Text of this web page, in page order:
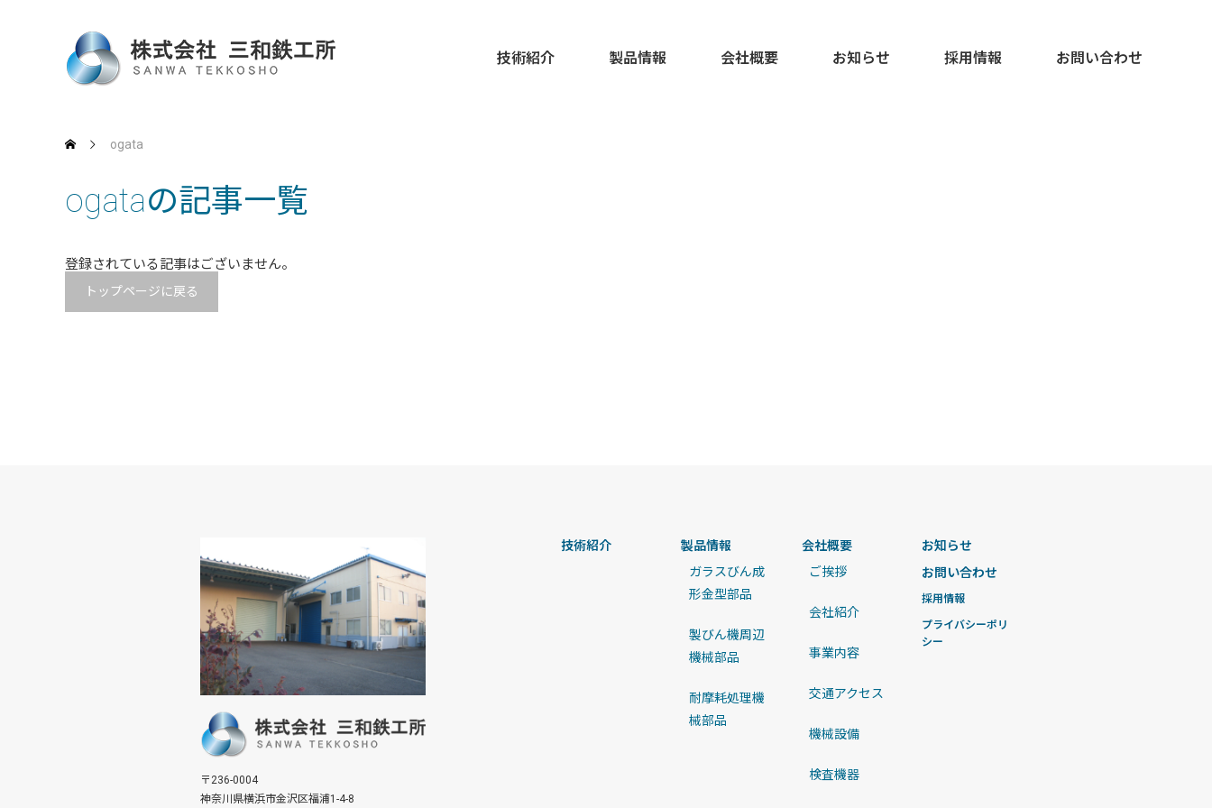
技術紹介 製品情報 会社概要 お知らせ 採用情報 お問い合わせ
ogata
ogataの記事一覧
登録されている記事はございません。
トップページに戻る
技術紹介
製品情報
ガラスびん成
形金型部品
製びん機周辺
機械部品
耐摩耗処理機
械部品
会社概要
ご挨拶
会社紹介
事業内容
交通アクセス
機械設備
検査機器
お知らせ
お問い合わせ
採用情報
プライバシーポリ
シー
〒236-0004
神奈川県横浜市金沢区福浦1-4-8